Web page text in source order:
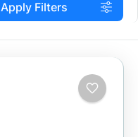
Apply Filters